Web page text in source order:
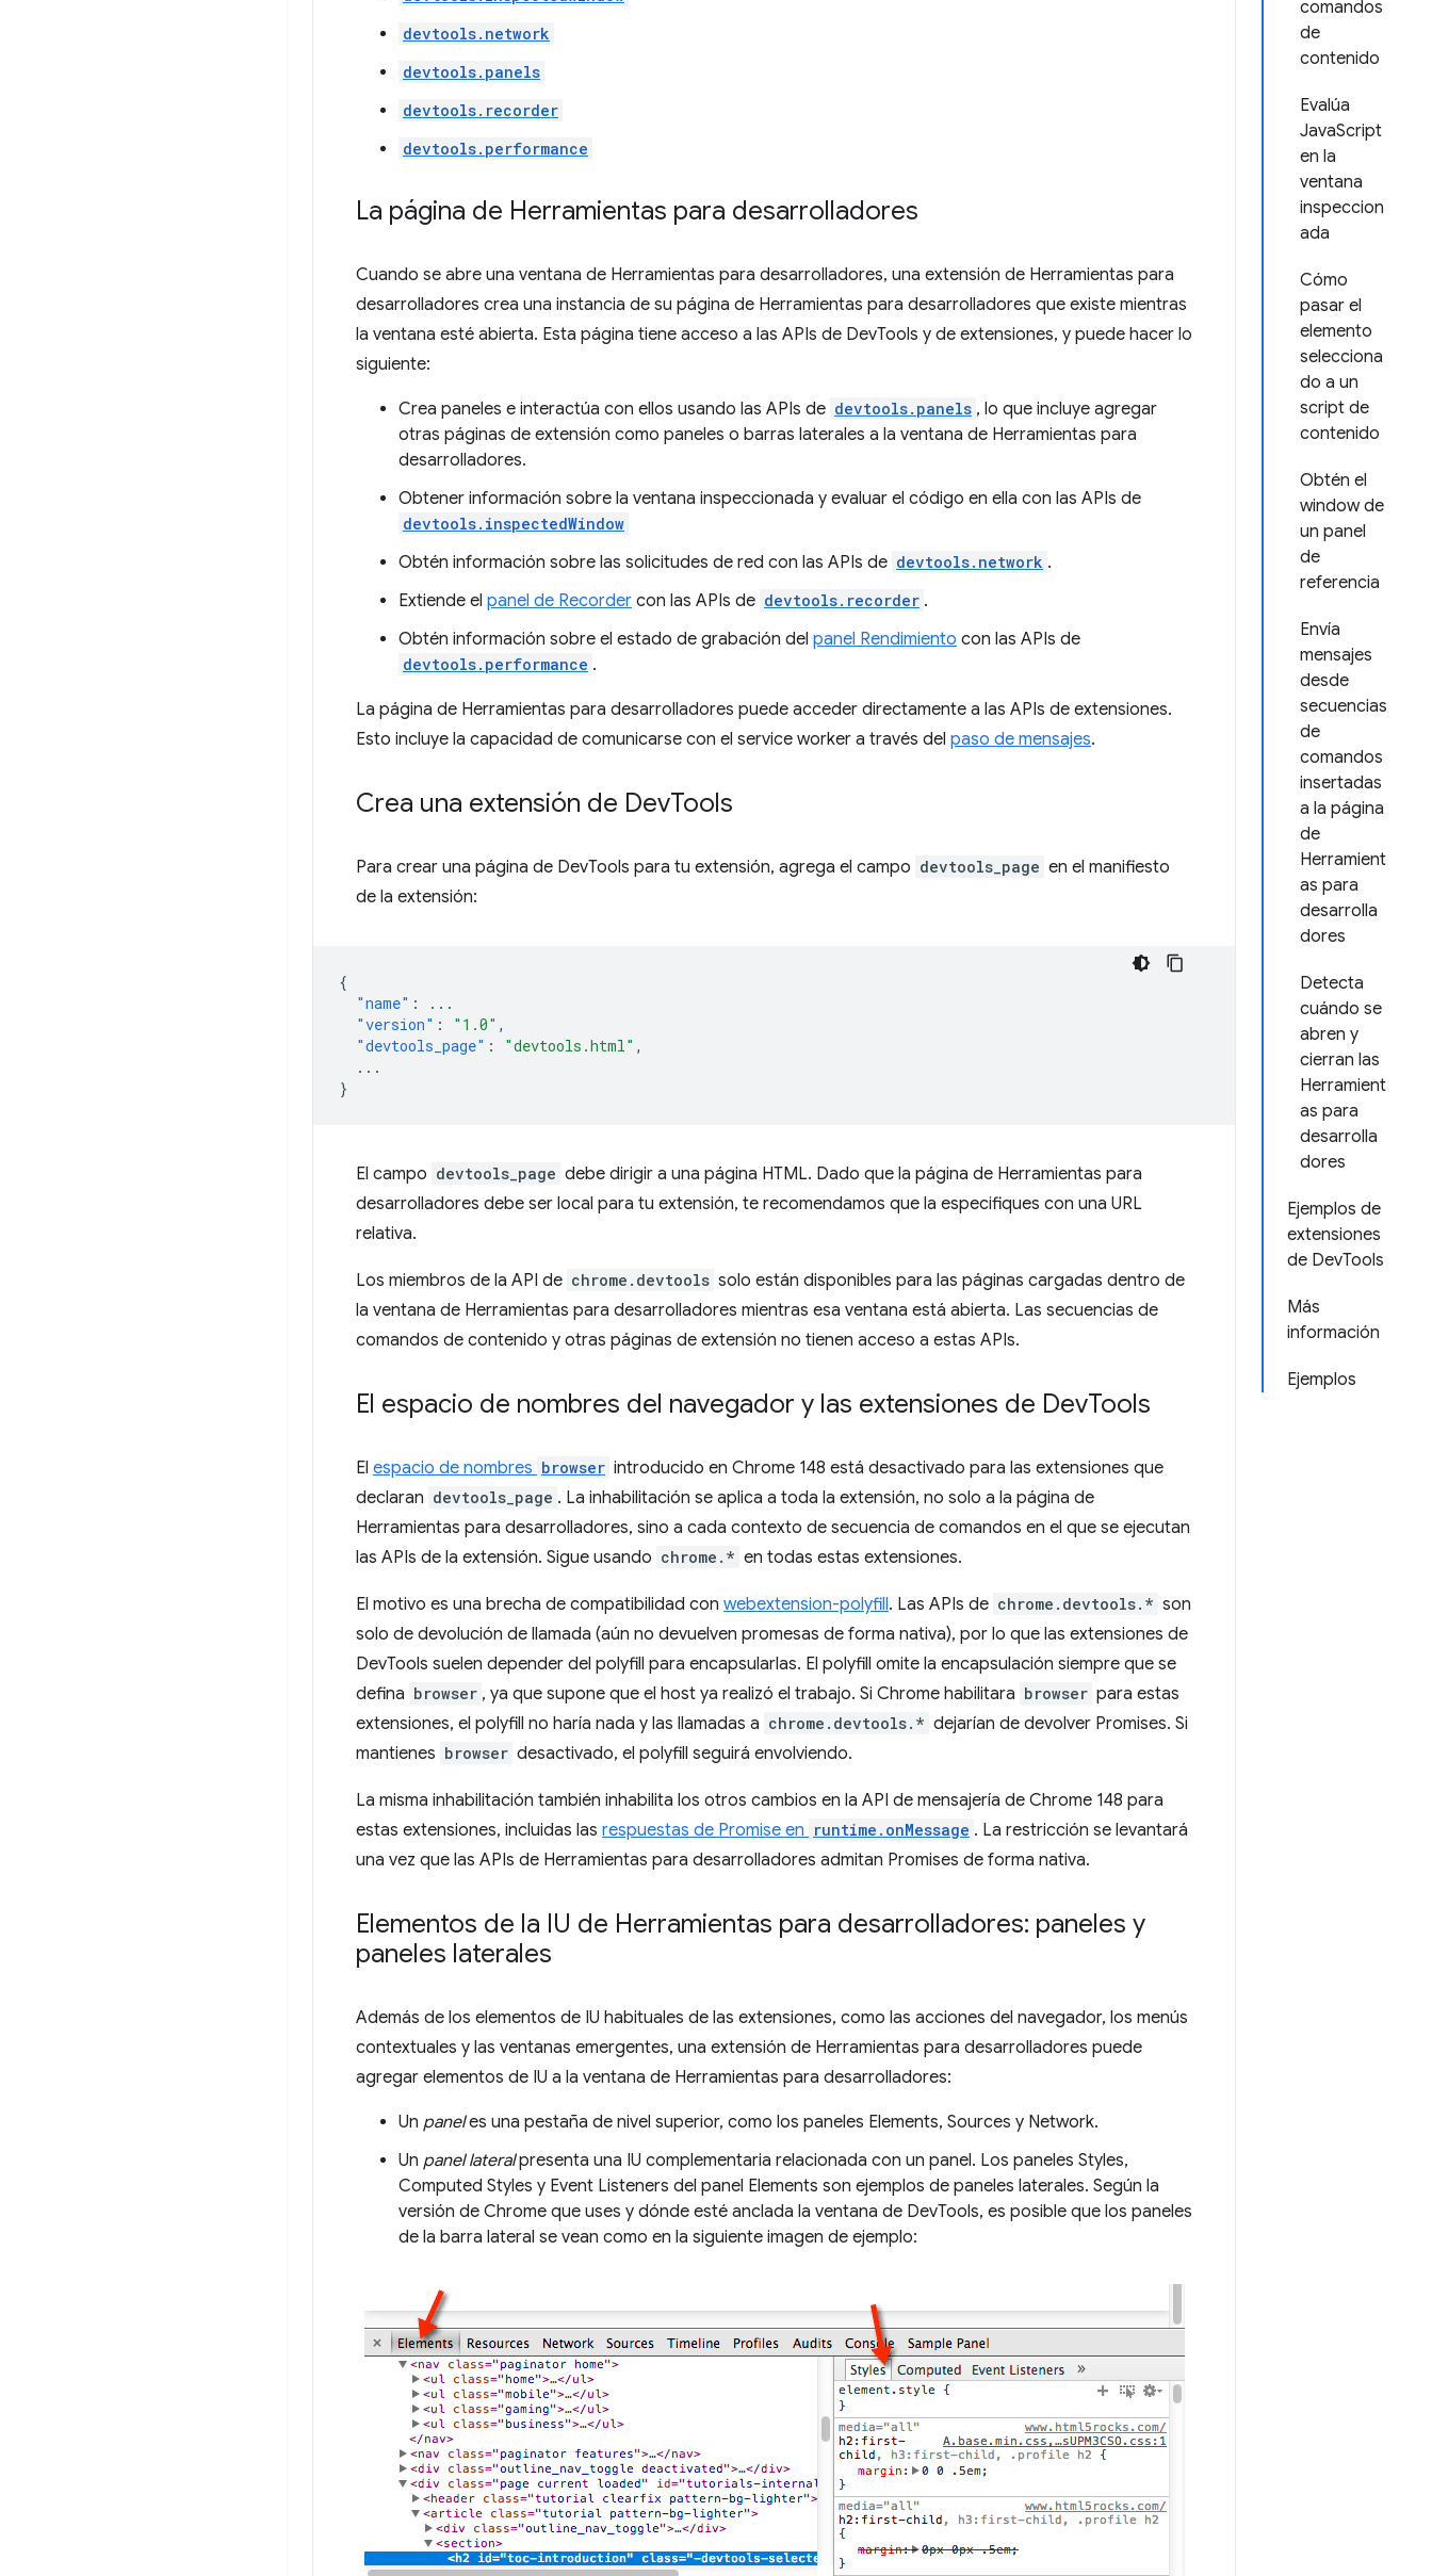
comandos
de
contenido
Evalúa
JavaScript
en la
ventana
inspeccion
ada
Cómo
pasar el
elemento
selecciona
do a un
script de
contenido
Obtén el
window de
un panel
de
referencia
Envía
mensajes
desde
secuencias
de
comandos
insertadas
a la página
de
Herramient
as para
desarrolla
dores
Detecta
cuándo se
abren y
cierran las
Herramient
as para
desarrolla
dores
Ejemplos de
extensiones
de DevTools
Más
información
Ejemplos
devtools.network
devtools.panels
devtools.recorder
devtools.performance
La página de Herramientas para desarrolladores
Cuando se abre una ventana de Herramientas para desarrolladores, una extensión de Herramientas para
desarrolladores crea una instancia de su página de Herramientas para desarrolladores que existe mientras
la ventana esté abierta. Esta página tiene acceso a las APIs de DevTools y de extensiones, y puede hacer lo
siguiente:
Crea paneles e interactúa con ellos usando las APIs de devtools.panels , lo que incluye agregar
otras páginas de extensión como paneles o barras laterales a la ventana de Herramientas para
desarrolladores.
Obtener información sobre la ventana inspeccionada y evaluar el código en ella con las APIs de
devtools.inspectedWindow
Obtén información sobre las solicitudes de red con las APIs de devtools.network .
Extiende el panel de Recorder con las APIs de devtools.recorder .
Obtén información sobre el estado de grabación del panel Rendimiento con las APIs de
devtools.performance .
La página de Herramientas para desarrolladores puede acceder directamente a las APIs de extensiones.
Esto incluye la capacidad de comunicarse con el service worker a través del paso de mensajes.
Crea una extensión de DevTools
Para crear una página de DevTools para tu extensión, agrega el campo devtools_page en el manifiesto
de la extensión:
{
"name" :
...
"version" : "1.0" ,
"devtools_page" : "devtools.html" ,
...
}
El campo devtools_page debe dirigir a una página HTML. Dado que la página de Herramientas para
desarrolladores debe ser local para tu extensión, te recomendamos que la especifiques con una URL
relativa.
Los miembros de la API de chrome.devtools solo están disponibles para las páginas cargadas dentro de
la ventana de Herramientas para desarrolladores mientras esa ventana está abierta. Las secuencias de
comandos de contenido y otras páginas de extensión no tienen acceso a estas APIs.
El espacio de nombres del navegador y las extensiones de DevTools
El espacio de nombres browser introducido en Chrome 148 está desactivado para las extensiones que
declaran devtools_page . La inhabilitación se aplica a toda la extensión, no solo a la página de
Herramientas para desarrolladores, sino a cada contexto de secuencia de comandos en el que se ejecutan
las APIs de la extensión. Sigue usando chrome.* en todas estas extensiones.
El motivo es una brecha de compatibilidad con webextension-polyfill. Las APIs de chrome.devtools.* son
solo de devolución de llamada (aún no devuelven promesas de forma nativa), por lo que las extensiones de
DevTools suelen depender del polyfill para encapsularlas. El polyfill omite la encapsulación siempre que se
defina browser , ya que supone que el host ya realizó el trabajo. Si Chrome habilitara browser para estas
extensiones, el polyfill no haría nada y las llamadas a chrome.devtools.* dejarían de devolver Promises. Si
mantienes browser desactivado, el polyfill seguirá envolviendo.
La misma inhabilitación también inhabilita los otros cambios en la API de mensajería de Chrome 148 para
estas extensiones, incluidas las respuestas de Promise en runtime.onMessage . La restricción se levantará
una vez que las APIs de Herramientas para desarrolladores admitan Promises de forma nativa.
Elementos de la IU de Herramientas para desarrolladores: paneles y
paneles laterales
Además de los elementos de IU habituales de las extensiones, como las acciones del navegador, los menús
contextuales y las ventanas emergentes, una extensión de Herramientas para desarrolladores puede
agregar elementos de IU a la ventana de Herramientas para desarrolladores:
Un paneles una pestaña de nivel superior, como los paneles Elements, Sources y Network.
Un panel lateralpresenta una IU complementaria relacionada con un panel. Los paneles Styles,
Computed Styles y Event Listeners del panel Elements son ejemplos de paneles laterales. Según la
versión de Chrome que uses y dónde esté anclada la ventana de DevTools, es posible que los paneles
de la barra lateral se vean como en la siguiente imagen de ejemplo: